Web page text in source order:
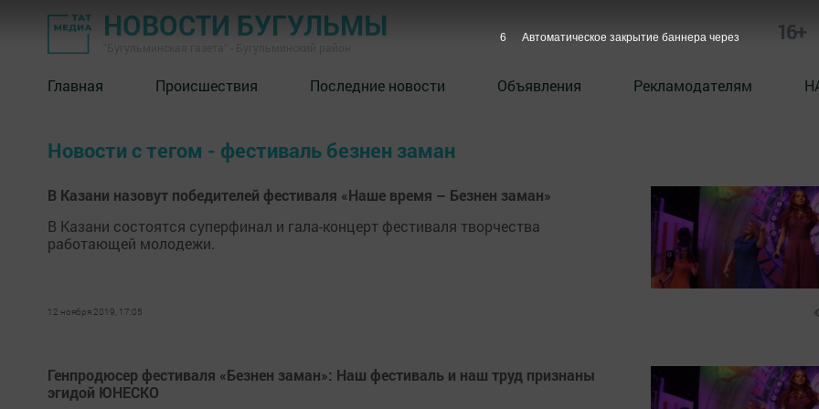
НОВОСТИ БУГУЛЬМЫ 16+
Главная Происшествия Последние новости Объявления Рекламодателям
Новости с тегом - фестиваль безнен заман
В Казани назовут победителей фестиваля «Наше время – Безнен заман»
В Казани состоятся суперфинал и гала-концерт фестиваля творчества
работающей молодежи.
12 ноября 2019, 17:05
Генпродюсер фестиваля «Безнен заман»: Наш фестиваль и наш труд признаны
эгидой ЮНЕСКО
6 Автоматическое закрытие баннера через